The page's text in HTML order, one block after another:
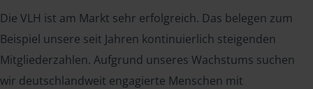
Die VLH ist am Markt sehr erfolgreich. Das belegen zum
Beispiel unsere seit Jahren kontinuierlich steigenden
Mitgliederzahlen. Aufgrund unseres Wachstums suchen
wir deutschlandweit engagierte Menschen mit